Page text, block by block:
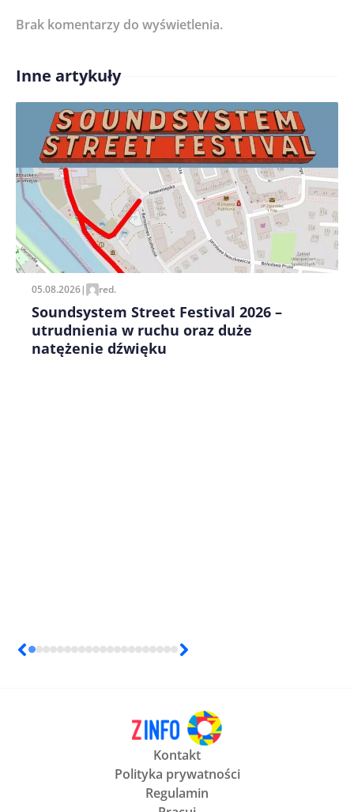
Treść komentarza*
Imię/ Nick*
Zapamiętaj moje dane w tej przeglądarce podczas
pisania kolejnych komentarzy.
Brak komentarzy do wyświetlenia.
Inne artykuły
05.08.2026| red.
Soundsystem Street Festival 2026 –
utrudnienia w ruchu oraz duże
natężenie dźwięku
Kontakt
Polityka prywatności
Regulamin